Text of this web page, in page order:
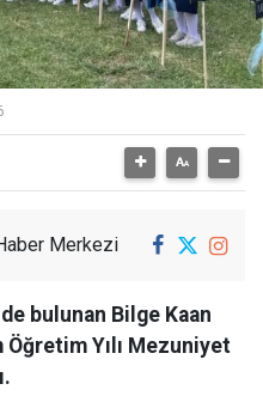
Merkezi
bulunan Bilge Kaan
Yılı Mezuniyet